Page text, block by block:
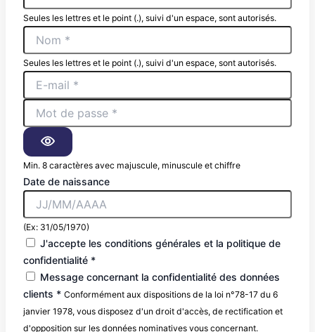
Seules les lettres et le point (.), suivi d'un espace, sont autorisés.
Seules les lettres et le point (.), suivi d'un espace, sont autorisés.
Min. 8 caractères avec majuscule, minuscule et chiffre
Date de naissance
(Ex: 31/05/1970)
J'accepte les conditions générales et la politique de
confidentialité *
Message concernant la confidentialité des données
clients * Conformément aux dispositions de la loi n°78-17 du 6
janvier 1978, vous disposez d'un droit d'accès, de rectification et
d'opposition sur les données nominatives vous concernant.